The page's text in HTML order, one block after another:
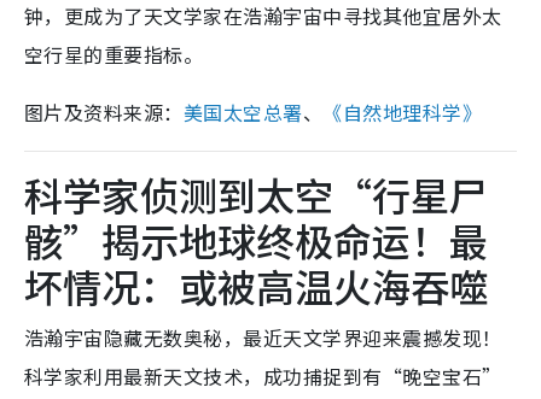
钟，更成为了天文学家在浩瀚宇宙中寻找其他宜居外太
空行星的重要指标。
图片及资料来源： 美国太空总署、 《自然地理科学》
科学家侦测到太空“行星尸
骸”揭示地球终极命运！最
坏情况：或被高温火海吞噬
浩瀚宇宙隐藏无数奥秘，最近天文学界迎来震撼发现！
科学家利用最新天文技术，成功捕捉到有“晚空宝石”